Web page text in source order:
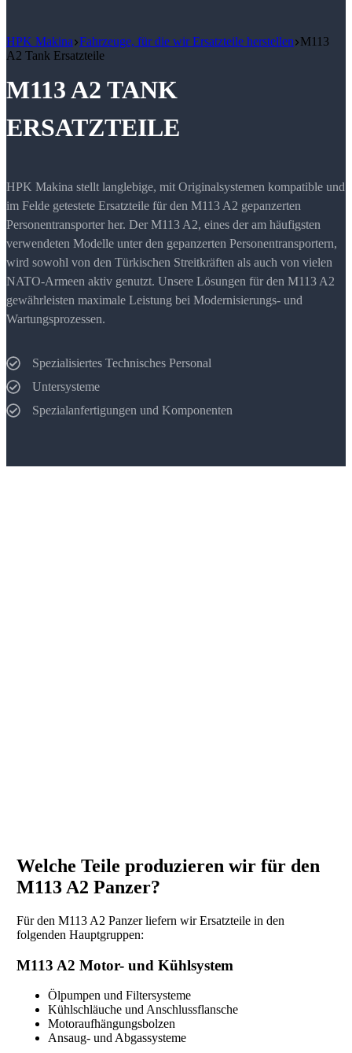
HPK Makina Fahrzeuge, für die wir Ersatzteile herstellen M113
A2 Tank Ersatzteile
M113 A2 TANK
ERSATZTEILE
HPK Makina stellt langlebige, mit Originalsystemen kompatible und
im Felde getestete Ersatzteile für den M113 A2 gepanzerten
Personentransporter her. Der M113 A2, eines der am häufigsten
verwendeten Modelle unter den gepanzerten Personentransportern,
wird sowohl von den Türkischen Streitkräften als auch von vielen
NATO-Armeen aktiv genutzt. Unsere Lösungen für den M113 A2
gewährleisten maximale Leistung bei Modernisierungs- und
Wartungsprozessen.
Spezialisiertes Technisches Personal
Untersysteme
Spezialanfertigungen und Komponenten
Welche Teile produzieren wir für den
M113 A2 Panzer?
Für den M113 A2 Panzer liefern wir Ersatzteile in den
folgenden Hauptgruppen:
M113 A2 Motor- und Kühlsystem
Ölpumpen und Filtersysteme
Kühlschläuche und Anschlussflansche
Motoraufhängungsbolzen
Ansaug- und Abgassysteme